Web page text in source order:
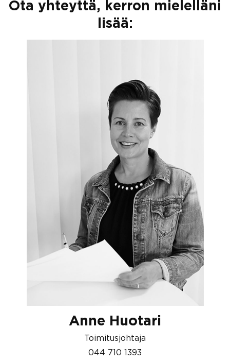
Ota yhteyttä, kerron mielelläni
lisää:
Anne Huotari
Toimitusjohtaja
044 710 1393